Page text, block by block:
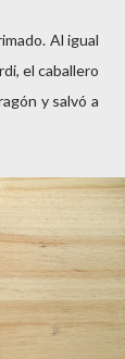
Al igual
el caballero
y salvó a